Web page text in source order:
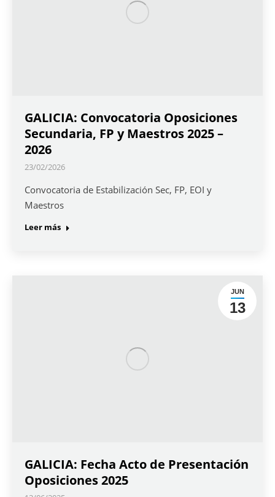
GALICIA: Convocatoria Oposiciones
Secundaria, FP y Maestros 2025 –
2026
23/02/2026
Convocatoria de Estabilización Sec, FP, EOI y
Maestros
Leer más
JUN
13
GALICIA: Fecha Acto de Presentación
Oposiciones 2025